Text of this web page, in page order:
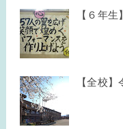
【６年
【全校